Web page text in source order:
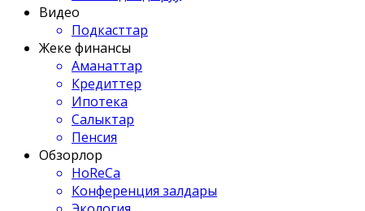
Видео
Подкасттар
Жеке финансы
Аманаттар
Кредиттер
Ипотека
Салыктар
Пенсия
Обзорлор
HoReCa
Конференция залдары